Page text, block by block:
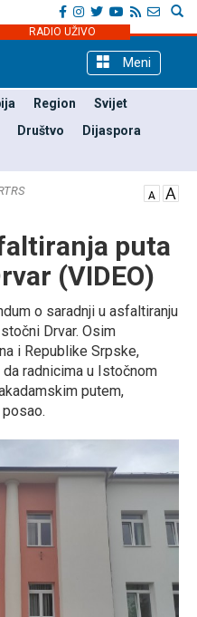
RADIO UŽIVO
Meni
Region
Svijet
Društvo
Dijaspora
puta
(VIDEO)
o saradnji u asfaltiranju
Drvar. Osim
i Republike Srpske,
radnicima u Istočnom
putem,